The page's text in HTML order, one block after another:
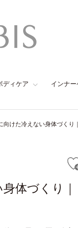
ディケア インナー
向けた冷えない身体づくり
体づくり｜